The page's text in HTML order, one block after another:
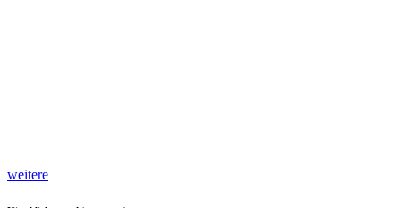
weitere